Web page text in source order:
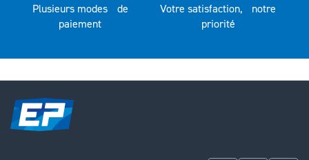
Plusieurs modes de
paiement
Votre satisfaction, notre
priorité